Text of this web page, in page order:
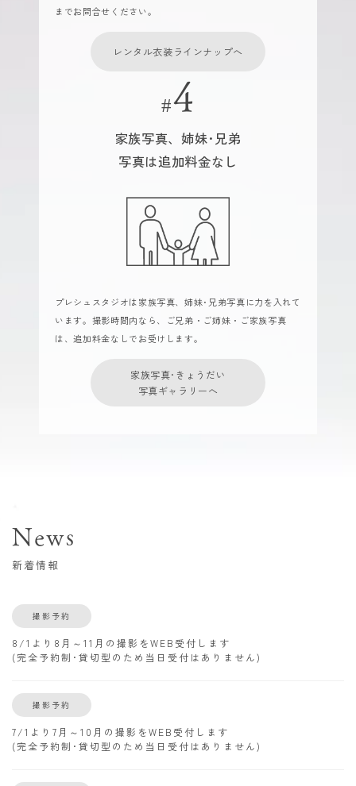
までお問合せください。
レンタル衣装ラインナップへ
家族写真、姉妹･兄弟
写真は追加料金なし
プレシュスタジオは家族写真、姉妹･兄弟写真に力を入れて
います。撮影時間内なら、ご兄弟・ご姉妹・ご家族写真
は、追加料金なしでお受けします。
家族写真･きょうだい
写真ギャラリーへ
News
新着情報
撮影予約
8/1より8月～11月の撮影をWEB受付します
(完全予約制･貸切型のため当日受付はありません)
撮影予約
7/1より7月～10月の撮影をWEB受付します
(完全予約制･貸切型のため当日受付はありません)